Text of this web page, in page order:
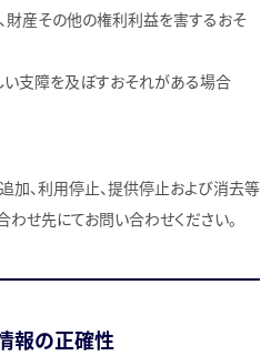
財産その他の権利利益を害するおそ
支障を及ぼすおそれがある場合
加、利用停止、提供停止および消去等
せ先にてお問い合わせください。
報の正確性